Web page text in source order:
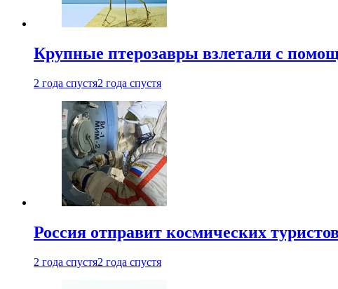
Крупные птерозавры взлетали с
2 года спустя2 года спустя
Россия отправит космических
2 года спустя2 года спустя